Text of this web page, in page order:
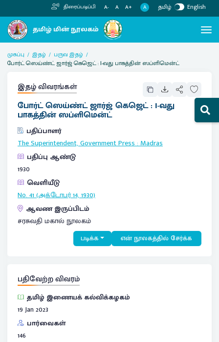
திரைப்படிப்பி A- A A+ A தமிழ் English
முகப்பு இதழ்
பருவ இதழ்
போர்ட் ஸெய்ண்ட் ஜார்ஜ் கெஜெட் : I-வது பாகத்தின் ஸப்ளிமென்ட்
இதழ் விவரங்கள்
போர்ட் ஸெய்ண்ட் ஜார்ஜ் கெஜெட் : I-வது
பாகத்தின் ஸப்ளிமென்ட்
பதிப்பாளர்
The Superintendent, Government Press:Madras
பதிப்பு ஆண்டு
1930
வெளியீடு
No. 41 (அக்டோபர் 14, 1930)
ஆவண இருப்பிடம்
சரசுவதி மகால் நூலகம்
படிக்க என் நூலகத்தில் சேர்க்க
பதிவேற்ற விவரம்
தமிழ் இணையக் கல்விக்கழகம்
19 Jan 2023
பார்வைகள்
146